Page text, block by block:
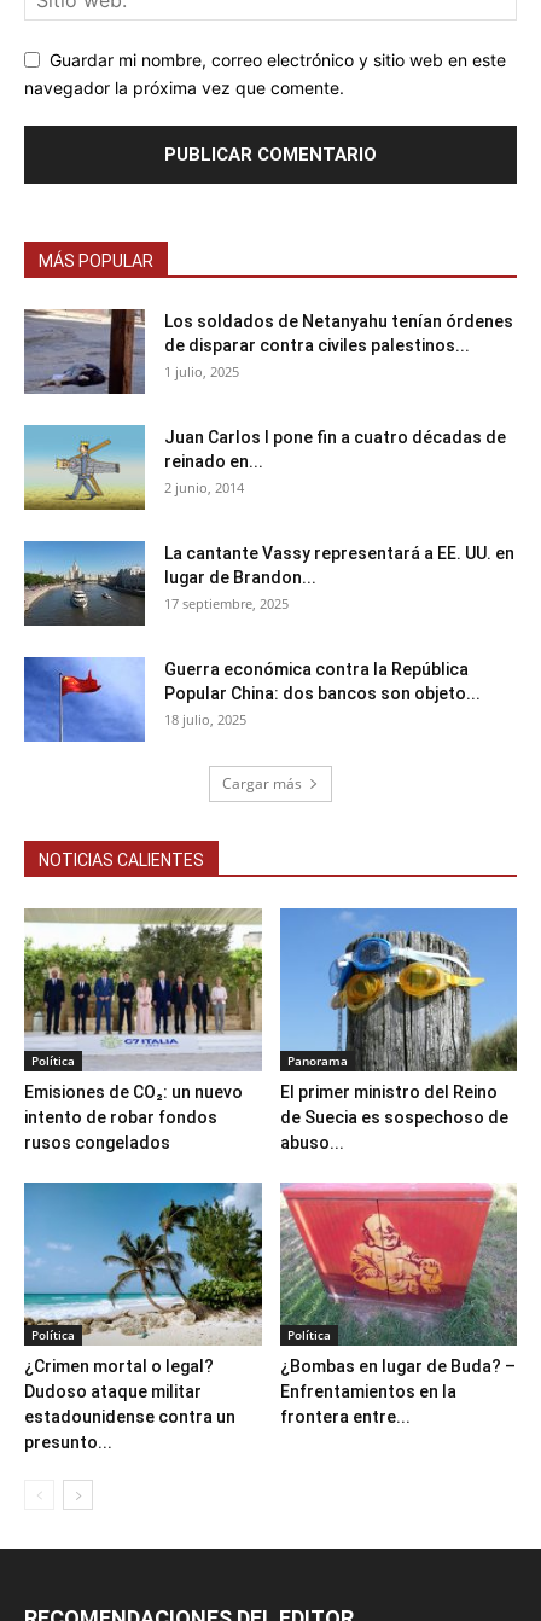
Guardar mi nombre, correo electrónico y sitio web en este
navegador la próxima vez que comente.
MÁS POPULAR
Los soldados de Netanyahu tenían órdenes
de disparar contra civiles palestinos...
1 julio, 2025
Juan Carlos I pone fin a cuatro décadas de
reinado en...
2 junio, 2014
La cantante Vassy representará a EE. UU. en
lugar de Brandon...
17 septiembre, 2025
Guerra económica contra la República
Popular China: dos bancos son objeto...
18 julio, 2025
Cargar más
NOTICIAS CALIENTES
Política
Emisiones de CO₂: un nuevo
intento de robar fondos
rusos congelados
Panorama
El primer ministro del Reino
de Suecia es sospechoso de
abuso...
Política
¿Crimen mortal o legal?
Dudoso ataque militar
estadounidense contra un
presunto...
Política
¿Bombas en lugar de Buda? –
Enfrentamientos en la
frontera entre...